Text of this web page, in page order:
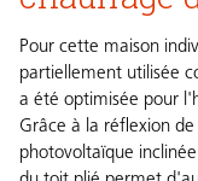
Pour cette maison
partiellement utilisée
a été optimisée pour
Grâce à la réflexion
photovoltaïque